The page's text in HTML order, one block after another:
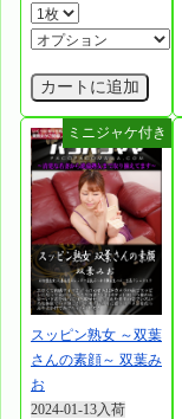
カートに追加
スッピン熟女 ～双葉
さんの素顔～ 双葉み
お
2024-01-13入荷